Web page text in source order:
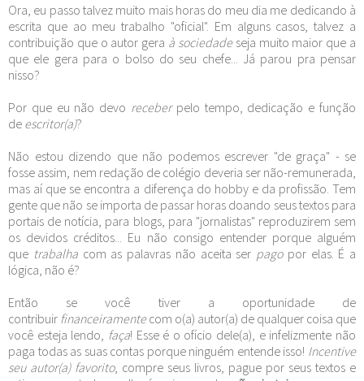
Ora, eu passo talvez muito mais horas do meu dia me dedicando à
escrita que ao meu trabalho "oficial". Em alguns casos, talvez a
contribuição que o autor gera à sociedadeseja muito maior que a
que ele gera para o bolso do seu chefe... Já parou pra pensar
nisso?
Por que eu não devo receberpelo tempo, dedicação e função
de escritor(a)?
Não estou dizendo que não podemos escrever "de graça" - se
fosse assim, nem redação de colégio deveria ser não-remunerada,
mas aí que se encontra a diferença do hobby e da profissão. Tem
gente que não se importa de passar horas doando seus textos para
portais de notícia, para blogs, para "jornalistas" reproduzirem sem
os devidos créditos... Eu não consigo entender porque alguém
que trabalhacom as palavras não aceita ser pagopor elas. É a
lógica, não é?
Então se você tiver a oportunidade de
contribuir financeiramentecom o(a) autor(a) de qualquer coisa que
você esteja lendo, faça! Esse é o ofício dele(a), e infelizmente não
paga todas as suas contas porque ninguém entende isso! Incentive
seu autor(a) favorito, compre seus livros, pague por seus textos e